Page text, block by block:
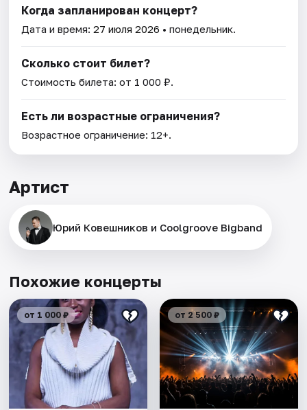
Когда запланирован концерт?
Дата и время:27 июля 2026 • понедельник.
Сколько стоит билет?
Стоимость билета: от 1 000 ₽.
Есть ли возрастные ограничения?
Возрастное ограничение: 12+.
Артист
Юрий Ковешников и Coolgroove Bigband
Похожие концерты
от 1 000 ₽ от 2 500 ₽